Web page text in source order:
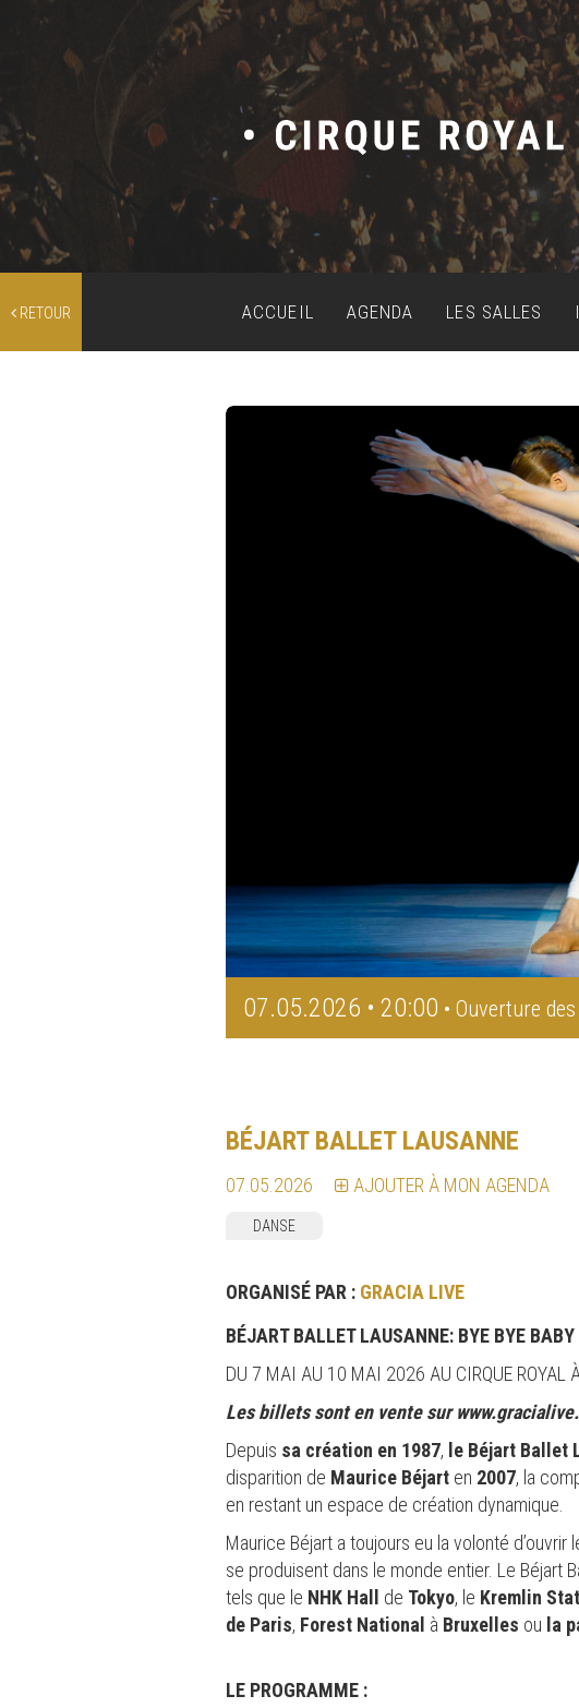
RETOUR ACCUEIL AGENDA LES SALLES
07.05.2026 • 20:00 • Ouverture
BÉJART BALLET LAUSANNE
07.05.2026 AJOUTER À MON AGENDA
DANSE
ORGANISÉ PAR : GRACIA LIVE
BÉJART BALLET LAUSANNE: BYE BYE
DU 7 MAI AU 10 MAI 2026 AU CIRQUE ROYAL
Les billets sont en vente sur
Depuis sa création en 1987, le Béjart Ballet
disparition de Maurice Béjart en 2007, la
en restant un espace de création dynamique.
Maurice Béjart a toujours eu la volonté
se produisent dans le monde entier. Le Béjart
tels que le NHK Hall de Tokyo, le Kremlin
de Paris, Forest National à Bruxelles ou la
LE PROGRAMME :